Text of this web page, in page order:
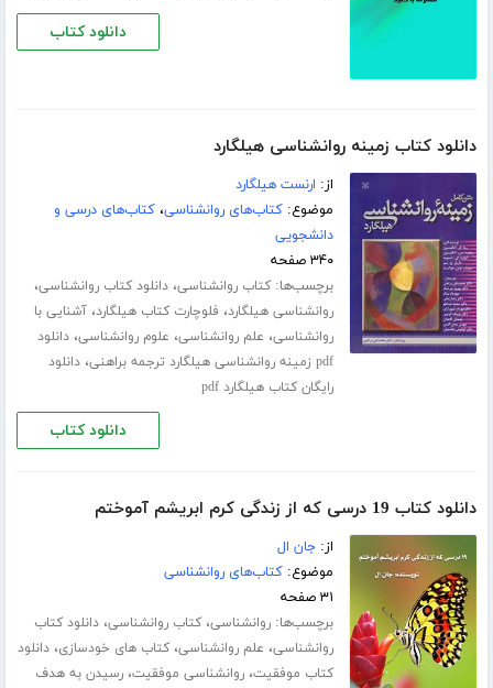
دانلود کتاب
دانلود کتاب زمینه روانشناسی هیلگارد
از: ارنست هیلگارد
موضوع:کتاب‌های روانشناسی،کتاب‌های درسی و
دانشجویی
۳۴۰ صفحه
برچسب‌ها:کتاب روانشناسی،دانلود کتاب روانشناسی،
روانشناسی هیلگارد، فلوچارت کتاب هیلگارد،آشنایی با
روانشناسی، علم روانشناسی، علوم روانشناسی،دانلود
pdf زمینه روانشناسی هیلگارد ترجمه براهنی
،دانلود
رایگان کتاب هیلگارد pdf
دانلود کتاب
دانلود کتاب 19 درسی که از زندگی کرم ابریشم آموختم
از:جان ال
موضوع:کتاب‌های روانشناسی
۳۱ صفحه
برچسب‌ها:روانشناسی،کتاب روانشناسی،دانلود کتاب
روانشناسی، علم روانشناسی،کتاب های خودسازی،دانلود
کتاب موفقیت،روانشناسی موفقیت،رسیدن به هدف